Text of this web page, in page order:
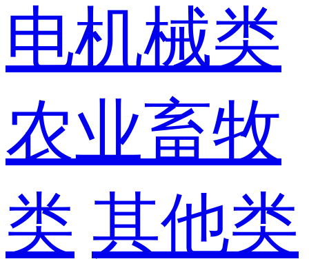
电机械类
农业畜牧
类 其他类